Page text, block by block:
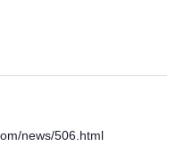
news/506.html